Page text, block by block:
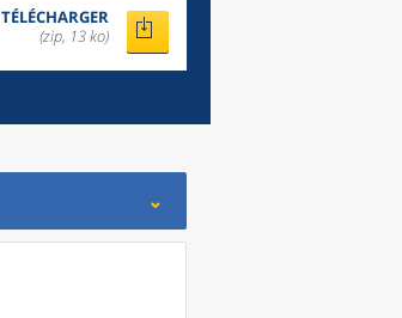
TÉLÉCHARGER
(zip, 13 ko)